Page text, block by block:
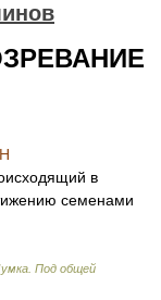
в
семенами
Под общей